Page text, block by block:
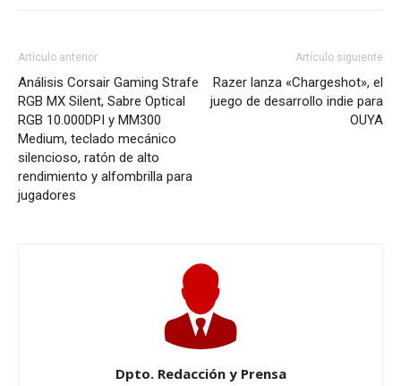
Artículo anterior
Análisis Corsair Gaming Strafe
RGB MX Silent, Sabre Optical
RGB 10.000DPI y MM300
Medium, teclado mecánico
silencioso, ratón de alto
rendimiento y alfombrilla para
jugadores
Artículo siguiente
Razer lanza «Chargeshot», el
juego de desarrollo indie para
OUYA
Dpto. Redacción y Prensa